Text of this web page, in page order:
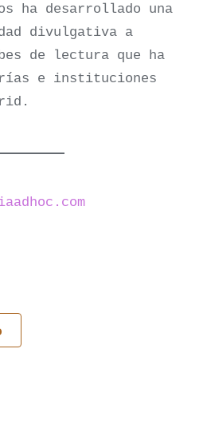
ha desarrollado una
divulgativa a
de lectura que ha
e instituciones